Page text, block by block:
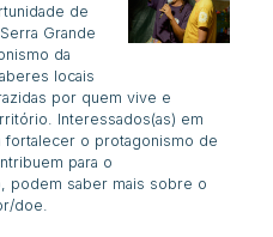
de
Grande
da
locais
por quem vive e
Interessados(as) em
fortalecer o protagonismo de
para o
podem saber mais sobre o
doe.